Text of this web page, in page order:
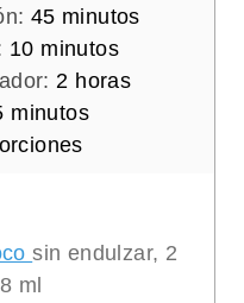
45m
i
n
u
t
minutos
10m
i
n
u
minutos
2 h
o
r
horas
m
i
minutos
sin endulzar, 2
ml